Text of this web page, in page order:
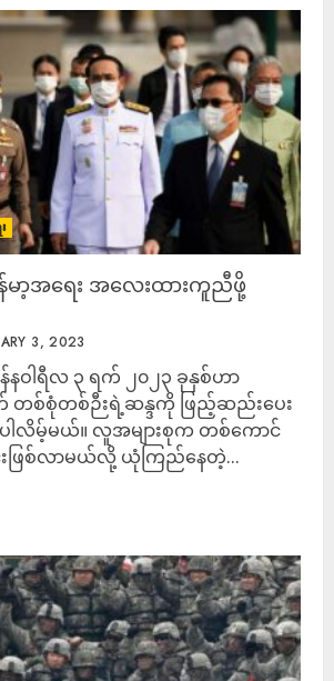
မာ့အရေး အလေးထားကူညီဖို့
3, 2023
နဝါရီလ ၃ ရက် ၂၀၂၃ ခုနှစ်ဟာ
တစ်စုံတစ်ဉီးရဲ့ဆန္ဒကို ဖြည့်ဆည်းပေး
ါလိမ့်မယ်။ လူအများစုက တစ်ကောင်
ဖြစ်လာမယ်လို့ ယုံကြည်နေတဲ့...